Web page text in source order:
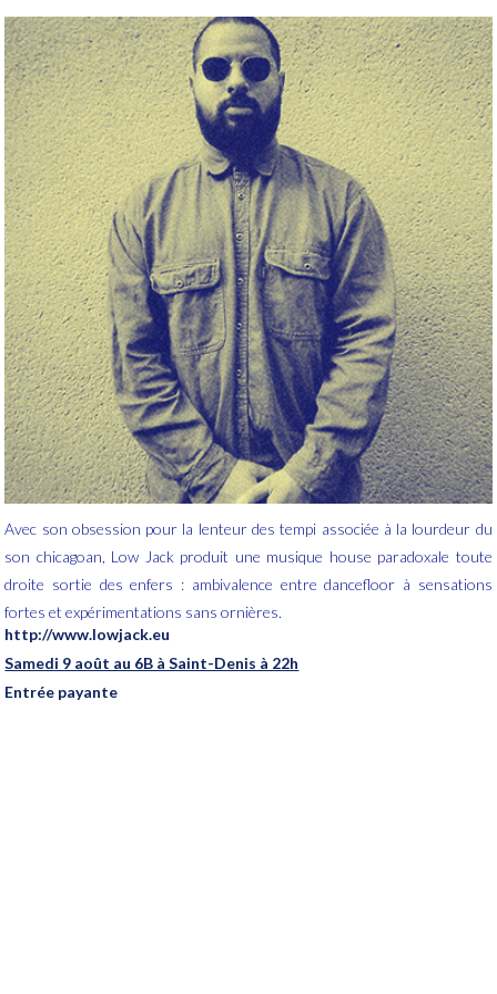
Avec son obsession pour la lenteur des tempi associée à la lourdeur du
son chicagoan, Low Jack produit une musique house paradoxale toute
droite sortie des enfers : ambivalence entre dancefloor à sensations
fortes et expérimentations sans ornières.
http://www.lowjack.eu
Samedi 9 août au 6B à Saint-Denis à 22h
Entrée payante